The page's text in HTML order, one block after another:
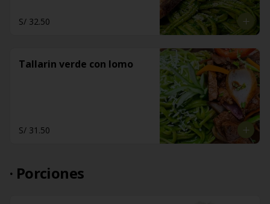
S/ 32.50
Tallarin verde con lomo
S/ 31.50
· Porciones